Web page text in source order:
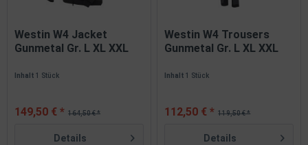
Westin W4 Jacket
Gunmetal Gr. L XL XXL
Inhalt1 Stück
164,50 € *
149,50 € *
Details
Westin W4 Trousers
Gunmetal Gr. L XL XXL
Inhalt1 Stück
119,50 € *
112,50 € *
Details